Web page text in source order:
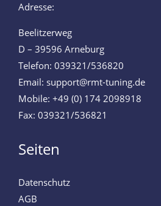
Adresse:
Beelitzerweg
D – 39596 Arneburg
Telefon: 039321/536820
Email: support@rmt-tuning.de
Mobile: +49 (0) 174 2098918
Fax: 039321/536821
Seiten
Datenschutz
AGB